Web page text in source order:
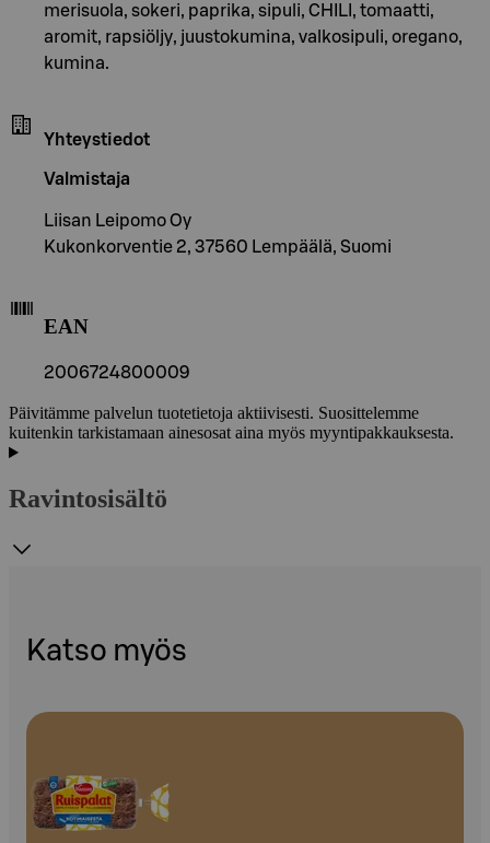
merisuola, sokeri, paprika, sipuli, CHILI, tomaatti,
aromit, rapsiöljy, juustokumina, valkosipuli, oregano,
kumina.
Yhteystiedot
Valmistaja
Liisan Leipomo Oy
Kukonkorventie 2, 37560 Lempäälä, Suomi
EAN
2006724800009
Päivitämme palvelun tuotetietoja aktiivisesti. Suosittelemme
kuitenkin tarkistamaan ainesosat aina myös myyntipakkauksesta.
Ravintosisältö
Katso myös